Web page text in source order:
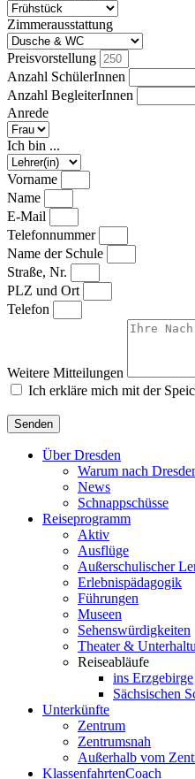
Zimmerausstattung
Preisvorstellung
Anzahl SchülerInnen
Anzahl BegleiterInnen
Anrede
Ich bin ...
Vorname
Name
E-Mail
Telefonnummer
Name der Schule
Straße, Nr.
PLZ und Ort
Telefon
Weitere Mitteilungen
Ich erkläre mich mit der
Senden
Über Dresden
Warum nach
News
Schnappschüsse
Reiseprogramm
Aktiv
Ausflüge
Außerschulischer
Erlebnispädagogik
Führungen
Museen
Sehenswürdigkeiten
Theater &
Reiseabläufe
ins Erzgebirge
Sächsischen
Unterkünfte
Zentrum
Zentrumsnah
Außerhalb vom
KlassenfahrtenCoach